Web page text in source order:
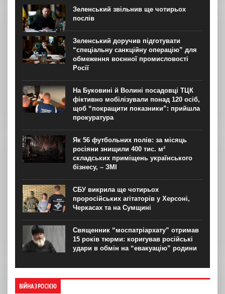
Зеленський звільнив ще чотирьох
послів
Зеленський доручив підготувати
“спеціальну санкційну операцію” для
обмеження воєнної промисловості
Росії
На Буковині й Волині посадовці ТЦК
фіктивно мобілізували понад 120 осіб,
щоб “покращити показники”: прийшла
прокуратура
Як 56 футбольних полів: за місяць
росіяни знищили 400 тис. м²
складських приміщень українського
бізнесу, – ЗМІ
СБУ викрила ще чотирьох
проросійських агітаторів у Херсоні,
Черкасах та на Сумщині
Священник “моспатріархату” отримав
15 років тюрми: коригував російські
удари в обмін на “евакуацію” родини
ВІЙНА З РОСІЄЮ